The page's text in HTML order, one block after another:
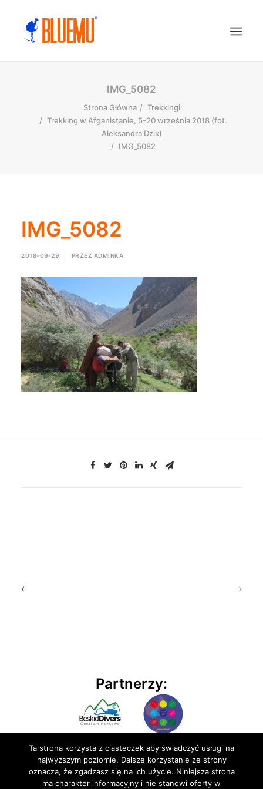
IMG_5082
Strona Główna
Trekkingi
Trekking w Afganistanie, 5-20 września 2018 (fot.
Aleksandra Dzik)
IMG_5082
IMG_5082
2018-09-29 PRZEZ ADMINKA
Partnerzy:
Ta strona korzysta z ciasteczek aby świadczyć usługi na
najwyższym poziomie. Dalsze korzystanie ze strony
oznacza, że zgadzasz się na ich użycie. Niniejsza strona
ma charakter informacyjny i nie stanowi oferty w